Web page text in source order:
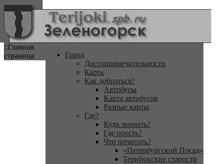
::Главная
страница
Город
Достопримечательности
Карта
Как добраться?
Автобусы
Карта автобусов
Разные карты
Где?
Куда звонить?
Где поесть?
Что почитать?
«Петербургский Посад»
Терийокские старости